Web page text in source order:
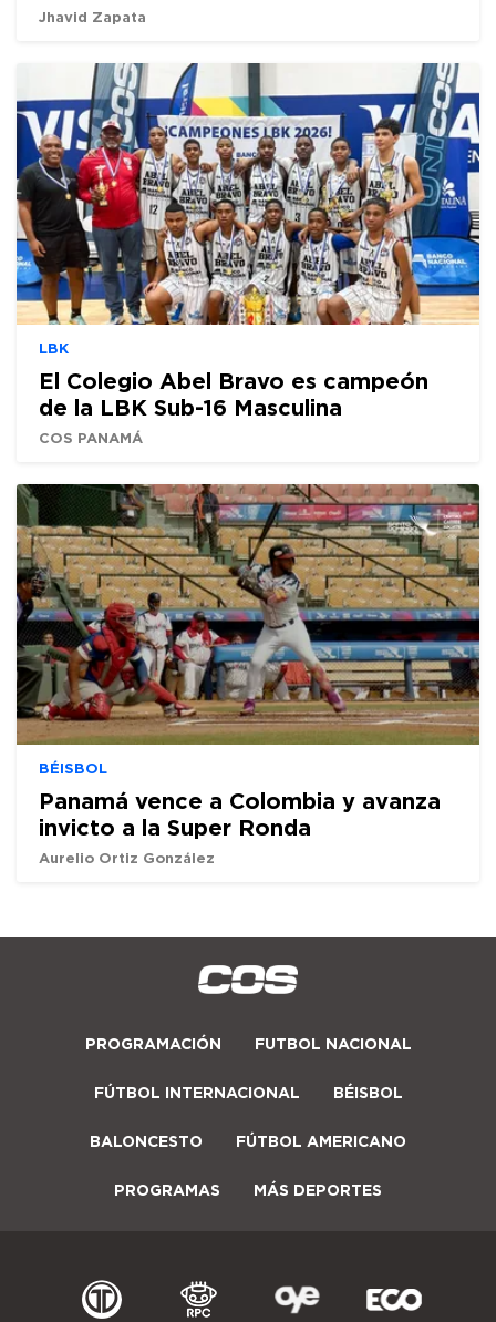
Jhavid Zapata
LBK
El Colegio Abel Bravo es campeón
de la LBK Sub-16 Masculina
COS PANAMÁ
BÉISBOL
Panamá vence a Colombia y avanza
invicto a la Super Ronda
Aurelio Ortiz González
PROGRAMACIÓN FUTBOL NACIONAL
FÚTBOL INTERNACIONAL BÉISBOL
BALONCESTO FÚTBOL AMERICANO
PROGRAMAS MÁS DEPORTES